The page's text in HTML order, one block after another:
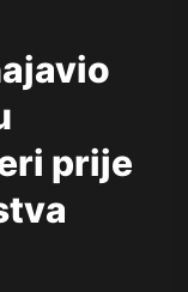
prije